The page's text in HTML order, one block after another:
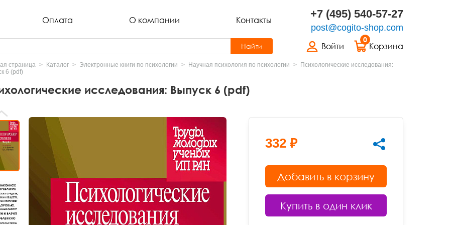
Оплата О компании Контакты +7 (495) 540-57-27
post@cogito-shop.com
Войти
0
Корзина
Найти
страница Каталог Электронные книги по психологии Научная психология по психологии
Психологические исследования:
6 (pdf)
исследования: Выпуск 6 (pdf)
332 ₽
Добавить в корзину
Купить в один клик